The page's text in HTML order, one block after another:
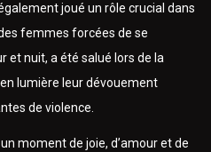
joué un rôle crucial dans
femmes forcées de se
et nuit, a été salué lors de la
lumière leur dévouement
de violence.
moment de joie, d’amour et de